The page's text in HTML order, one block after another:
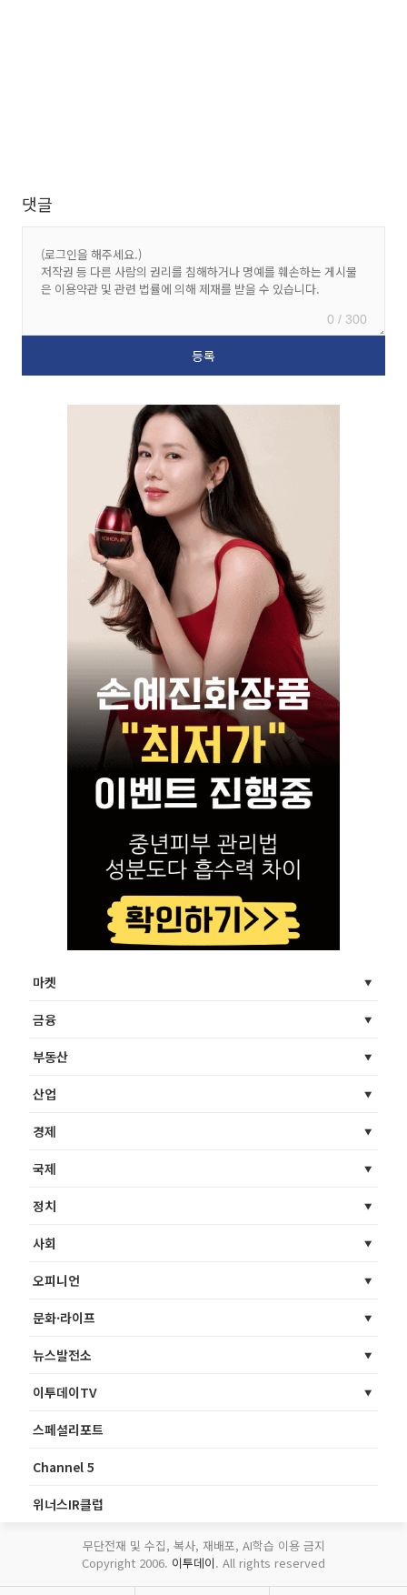
댓글
0 / 300
마켓
금융
부동산
산업
경제
국제
정치
사회
오피니언
문화·라이프
뉴스발전소
이투데이TV
스페셜리포트
Channel 5
위너스IR클럽
무단전재 및 수집, 복사, 재배포, AI학습 이용 금지
Copyright 2006. 이투데이. All rights reserved